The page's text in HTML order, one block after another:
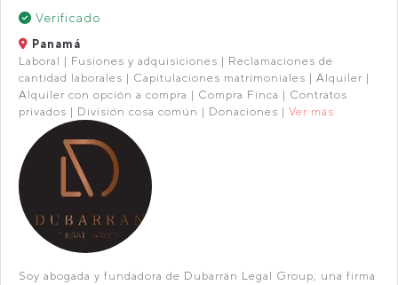
Verificado
Panamá
Laboral | Fusiones y adquisiciones | Reclamaciones de
cantidad laborales | Capitulaciones matrimoniales | Alquiler |
Alquiler con opción a compra | Compra Finca | Contratos
privados | División cosa común | Donaciones | Ver más
Soy abogada y fundadora de Dubarrán Legal Group, una firma